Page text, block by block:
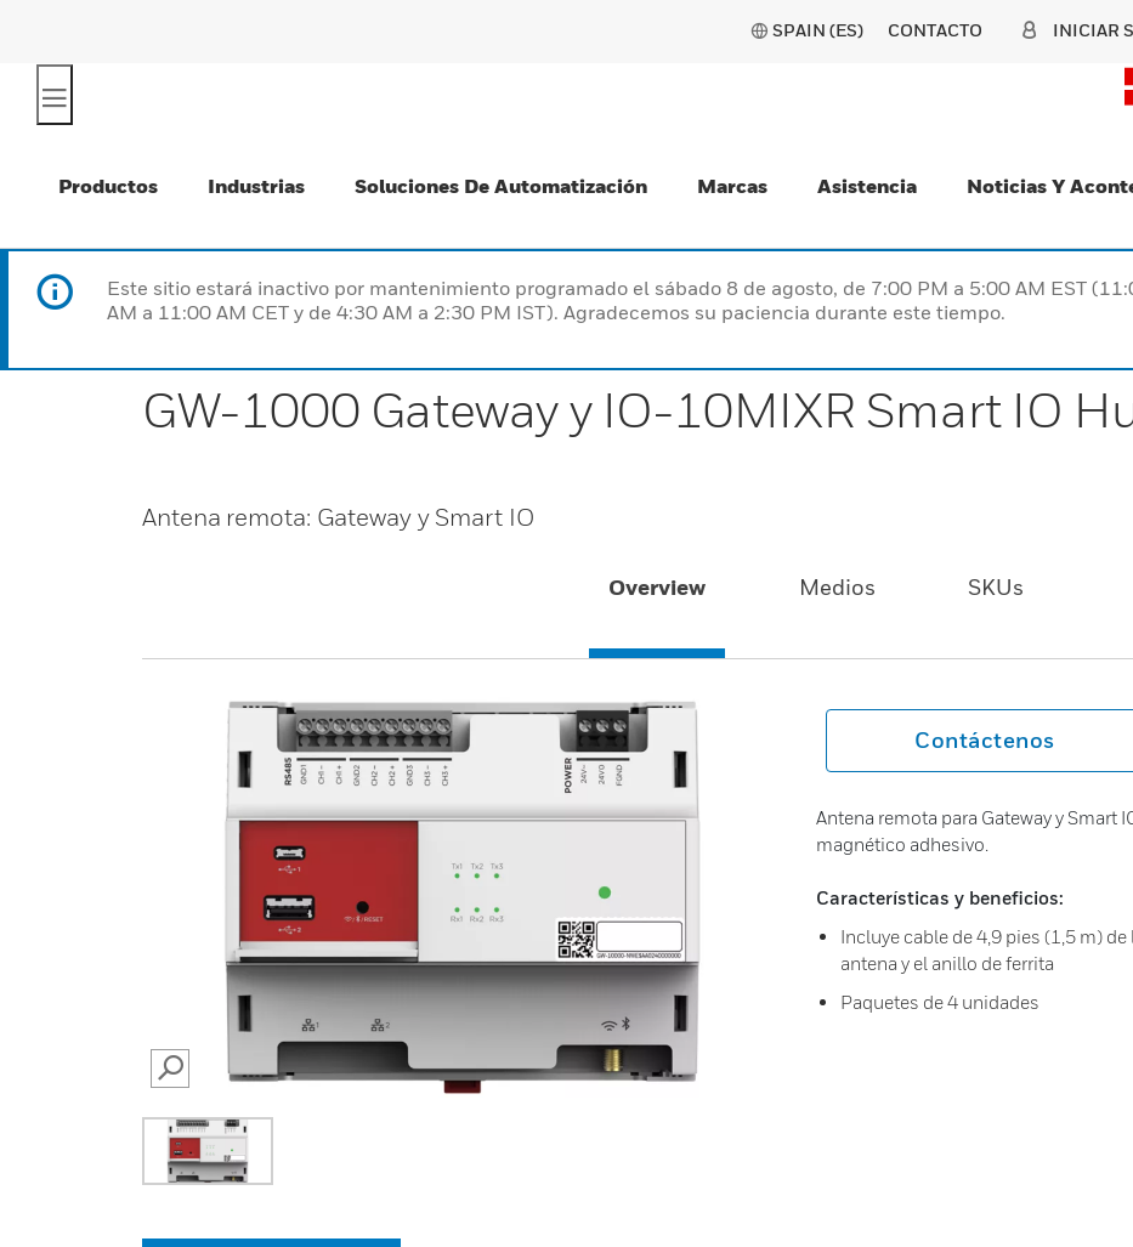
SPAIN (ES) CONTACTO INICIAR
Productos Industrias Soluciones De Automatización Marcas Asistencia Noticias Y
Este sitio estará inactivo por mantenimiento programado el sábado 8 de agosto, de 7:00 PM a 5:00 AM EST
AM a 11:00 AM CET y de 4:30 AM a 2:30 PM IST). Agradecemos su paciencia durante este tiempo.
GW-1000 Gateway y IO-10MIXR Smart IO
Antena remota: Gateway y Smart IO
Overview Medios SKUs
SEARCH
Contáctenos
Antena remota para Gateway y
magnético adhesivo.
Características y beneficios:
Incluye cable de 4,9 pies (1,5 m)
antena y el anillo de ferrita
Paquetes de 4 unidades